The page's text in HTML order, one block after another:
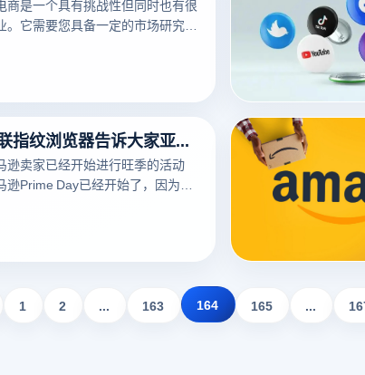
商是一个具有挑战性但同时也有很
。它需要您具备一定的市场研究能
您能够克服这些挑战，速卖通跨境
为一个非常有利可图的行业。电商
览器就来和大家说说速卖通店铺防
电商防关联指纹浏览器告诉大家亚马逊封号原因有哪些
逊卖家已经开始进行旺季的活动
逊Prime Day已经开始了，因为这
号，那今天电商防关联指纹浏览器
体原因与如何解决。
1 2 ... 163 164 165 ...